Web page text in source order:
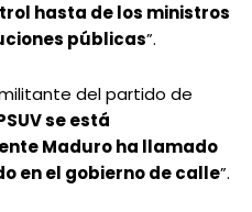
hasta de los ministros
públicas”.
del partido de
se está
Maduro ha llamado
en el gobierno de calle”.